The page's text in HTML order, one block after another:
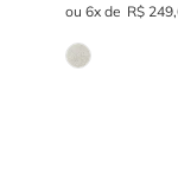
6
R$ 249,